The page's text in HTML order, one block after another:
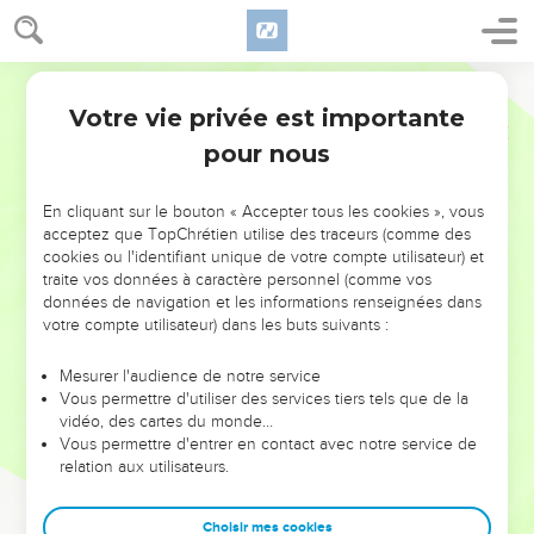
NE MANQUEZ PAS L’ÉVÉNEMENT
DE L’ANNÉE !
ET SI LEURS ERREURS POUVAIENT VOUS ÉVITER LES
VOTRES ?
leur foi ou leur vision. Mais on voit moins les doutes, les erreurs
et les saisons difficiles qu'ils ont traversés, alors même que ce
sont elles qui les ont façonnés.
Dans cette conférence, leaders, entrepreneurs, et responsables
clés pour avancer avec plus de sagesse afin que leurs erreurs
Votre vie privée est importante
pour nous
En cliquant sur le bouton « Accepter tous les cookies », vous
acceptez que TopChrétien utilise des traceurs (comme des
cookies ou l'identifiant unique de votre compte utilisateur) et
traite vos données à caractère personnel (comme vos
données de navigation et les informations renseignées dans
votre compte utilisateur) dans les buts suivants :
Mesurer l'audience de notre service
Vous permettre d'utiliser des services tiers tels que de la
vidéo, des cartes du monde…
Vous permettre d'entrer en contact avec notre service de
relation aux utilisateurs.
Choisir mes cookies